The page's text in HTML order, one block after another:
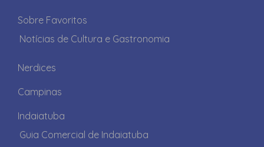
Sobre Favoritos
Notícias de Cultura e Gastronomia
Nerdices
Campinas
Indaiatuba
Guia Comercial de Indaiatuba